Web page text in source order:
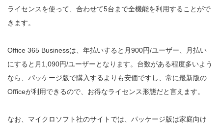
ライセンスを使って、合わせて5台まで全機能を利用することがで
きます。
Office 365 Businessは、年払いすると月900円/ユーザー、月払い
にすると月1,090円/ユーザーとなります。台数がある程度多いよう
なら、パッケージ版で購入するよりも安価ですし、常に最新版の
Officeが利用できるので、お得なライセンス形態だと言えます。
なお、マイクロソフト社のサイトでは、パッケージ版は家庭向け